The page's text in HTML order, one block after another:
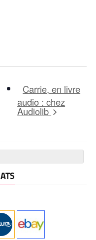
Carrie, en livre
audio : chez
Audiolib